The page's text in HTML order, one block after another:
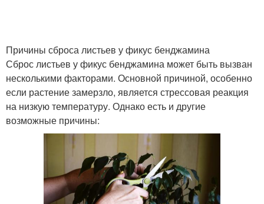
Причины сброса листьев у фикус бенджамина
Сброс листьев у фикус бенджамина может быть вызван
несколькими факторами. Основной причиной, особенно
если растение замерзло, является стрессовая реакция
на низкую температуру. Однако есть и другие
возможные причины: